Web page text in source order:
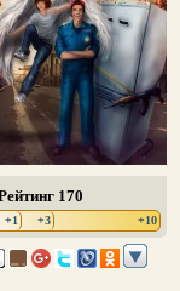
170
+1 +3 +10